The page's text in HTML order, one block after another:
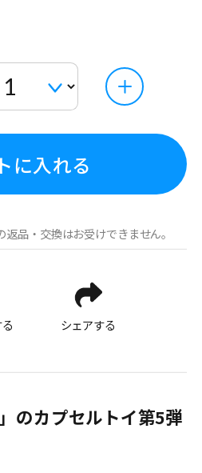
に入れる
品・交換はお受けできません。
シェアする
のカプセルトイ第5弾